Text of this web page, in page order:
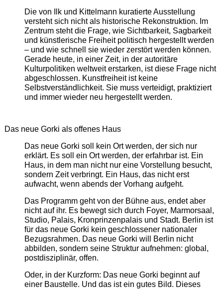
Die von Ilk und Kittelmann kuratierte Ausstellung
versteht sich nicht als historische Rekonstruktion. Im
Zentrum steht die Frage, wie Sichtbarkeit, Sagbarkeit
und künstlerische Freiheit politisch hergestellt werden
– und wie schnell sie wieder zerstört werden können.
Gerade heute, in einer Zeit, in der autoritäre
Kulturpolitiken weltweit erstarken, ist diese Frage nicht
abgeschlossen. Kunstfreiheit ist keine
Selbstverständlichkeit. Sie muss verteidigt, praktiziert
und immer wieder neu hergestellt werden.
Das neue Gorki als offenes Haus
Das neue Gorki soll kein Ort werden, der sich nur
erklärt. Es soll ein Ort werden, der erfahrbar ist. Ein
Haus, in dem man nicht nur eine Vorstellung besucht,
sondern Zeit verbringt. Ein Haus, das nicht erst
aufwacht, wenn abends der Vorhang aufgeht.
Das Programm geht von der Bühne aus, endet aber
nicht auf ihr. Es bewegt sich durch Foyer, Marmorsaal,
Studio, Palais, Kronprinzenpalais und Stadt. Berlin ist
für das neue Gorki kein geschlossener nationaler
Bezugsrahmen. Das neue Gorki will Berlin nicht
abbilden, sondern seine Struktur aufnehmen: global,
postdisziplinär, offen.
Oder, in der Kurzform: Das neue Gorki beginnt auf
einer Baustelle. Und das ist ein gutes Bild. Dieses